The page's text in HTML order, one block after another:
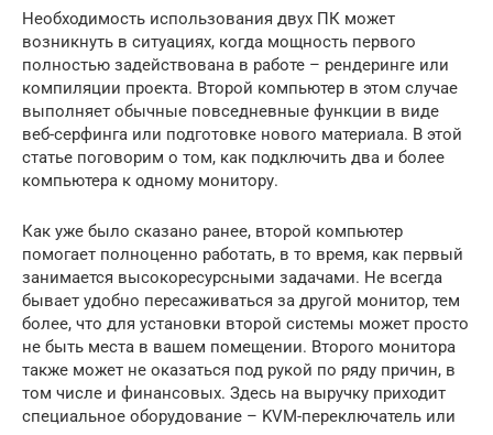
Необходимость использования двух ПК может
возникнуть в ситуациях, когда мощность первого
полностью задействована в работе – рендеринге или
компиляции проекта. Второй компьютер в этом случае
выполняет обычные повседневные функции в виде
веб-серфинга или подготовке нового материала. В этой
статье поговорим о том, как подключить два и более
компьютера к одному монитору.
Как уже было сказано ранее, второй компьютер
помогает полноценно работать, в то время, как первый
занимается высокоресурсными задачами. Не всегда
бывает удобно пересаживаться за другой монитор, тем
более, что для установки второй системы может просто
не быть места в вашем помещении. Второго монитора
также может не оказаться под рукой по ряду причин, в
том числе и финансовых. Здесь на выручку приходит
специальное оборудование – KVM-переключатель или